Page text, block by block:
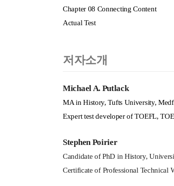
Chapter 08 Connecting Content
Actual Test
저자소개
Michael A. Putlack
MA in History, Tufts University,
Expert test developer of TOEFL,
Stephen Poirier
Candidate of PhD in History,
Certificate of Professional Technical